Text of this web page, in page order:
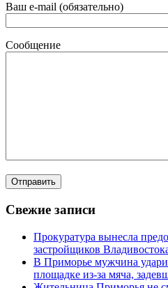
Ваш e-mail (обязательно)
Сообщение
Свежие записи
Прокуратура вынесла
застройщиков
В Приморье мужчина
площадке из-за мяча,